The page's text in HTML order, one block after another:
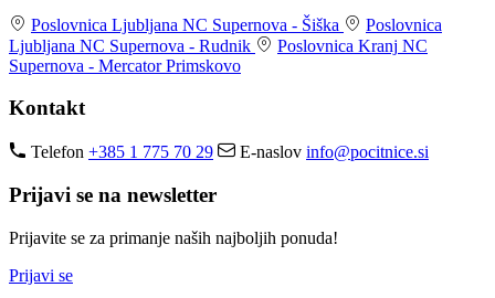
Poslovnica Ljubljana NC Supernova - Šiška
Poslovnica
Ljubljana NC Supernova - Rudnik Poslovnica Kranj NC
Supernova - Mercator Primskovo
Kontakt
Telefon +385 1 775 70 29 E-naslov info@pocitnice.si
Prijavi se na newsletter
Prijavite se za primanje naših najboljih ponuda!
Prijavi se